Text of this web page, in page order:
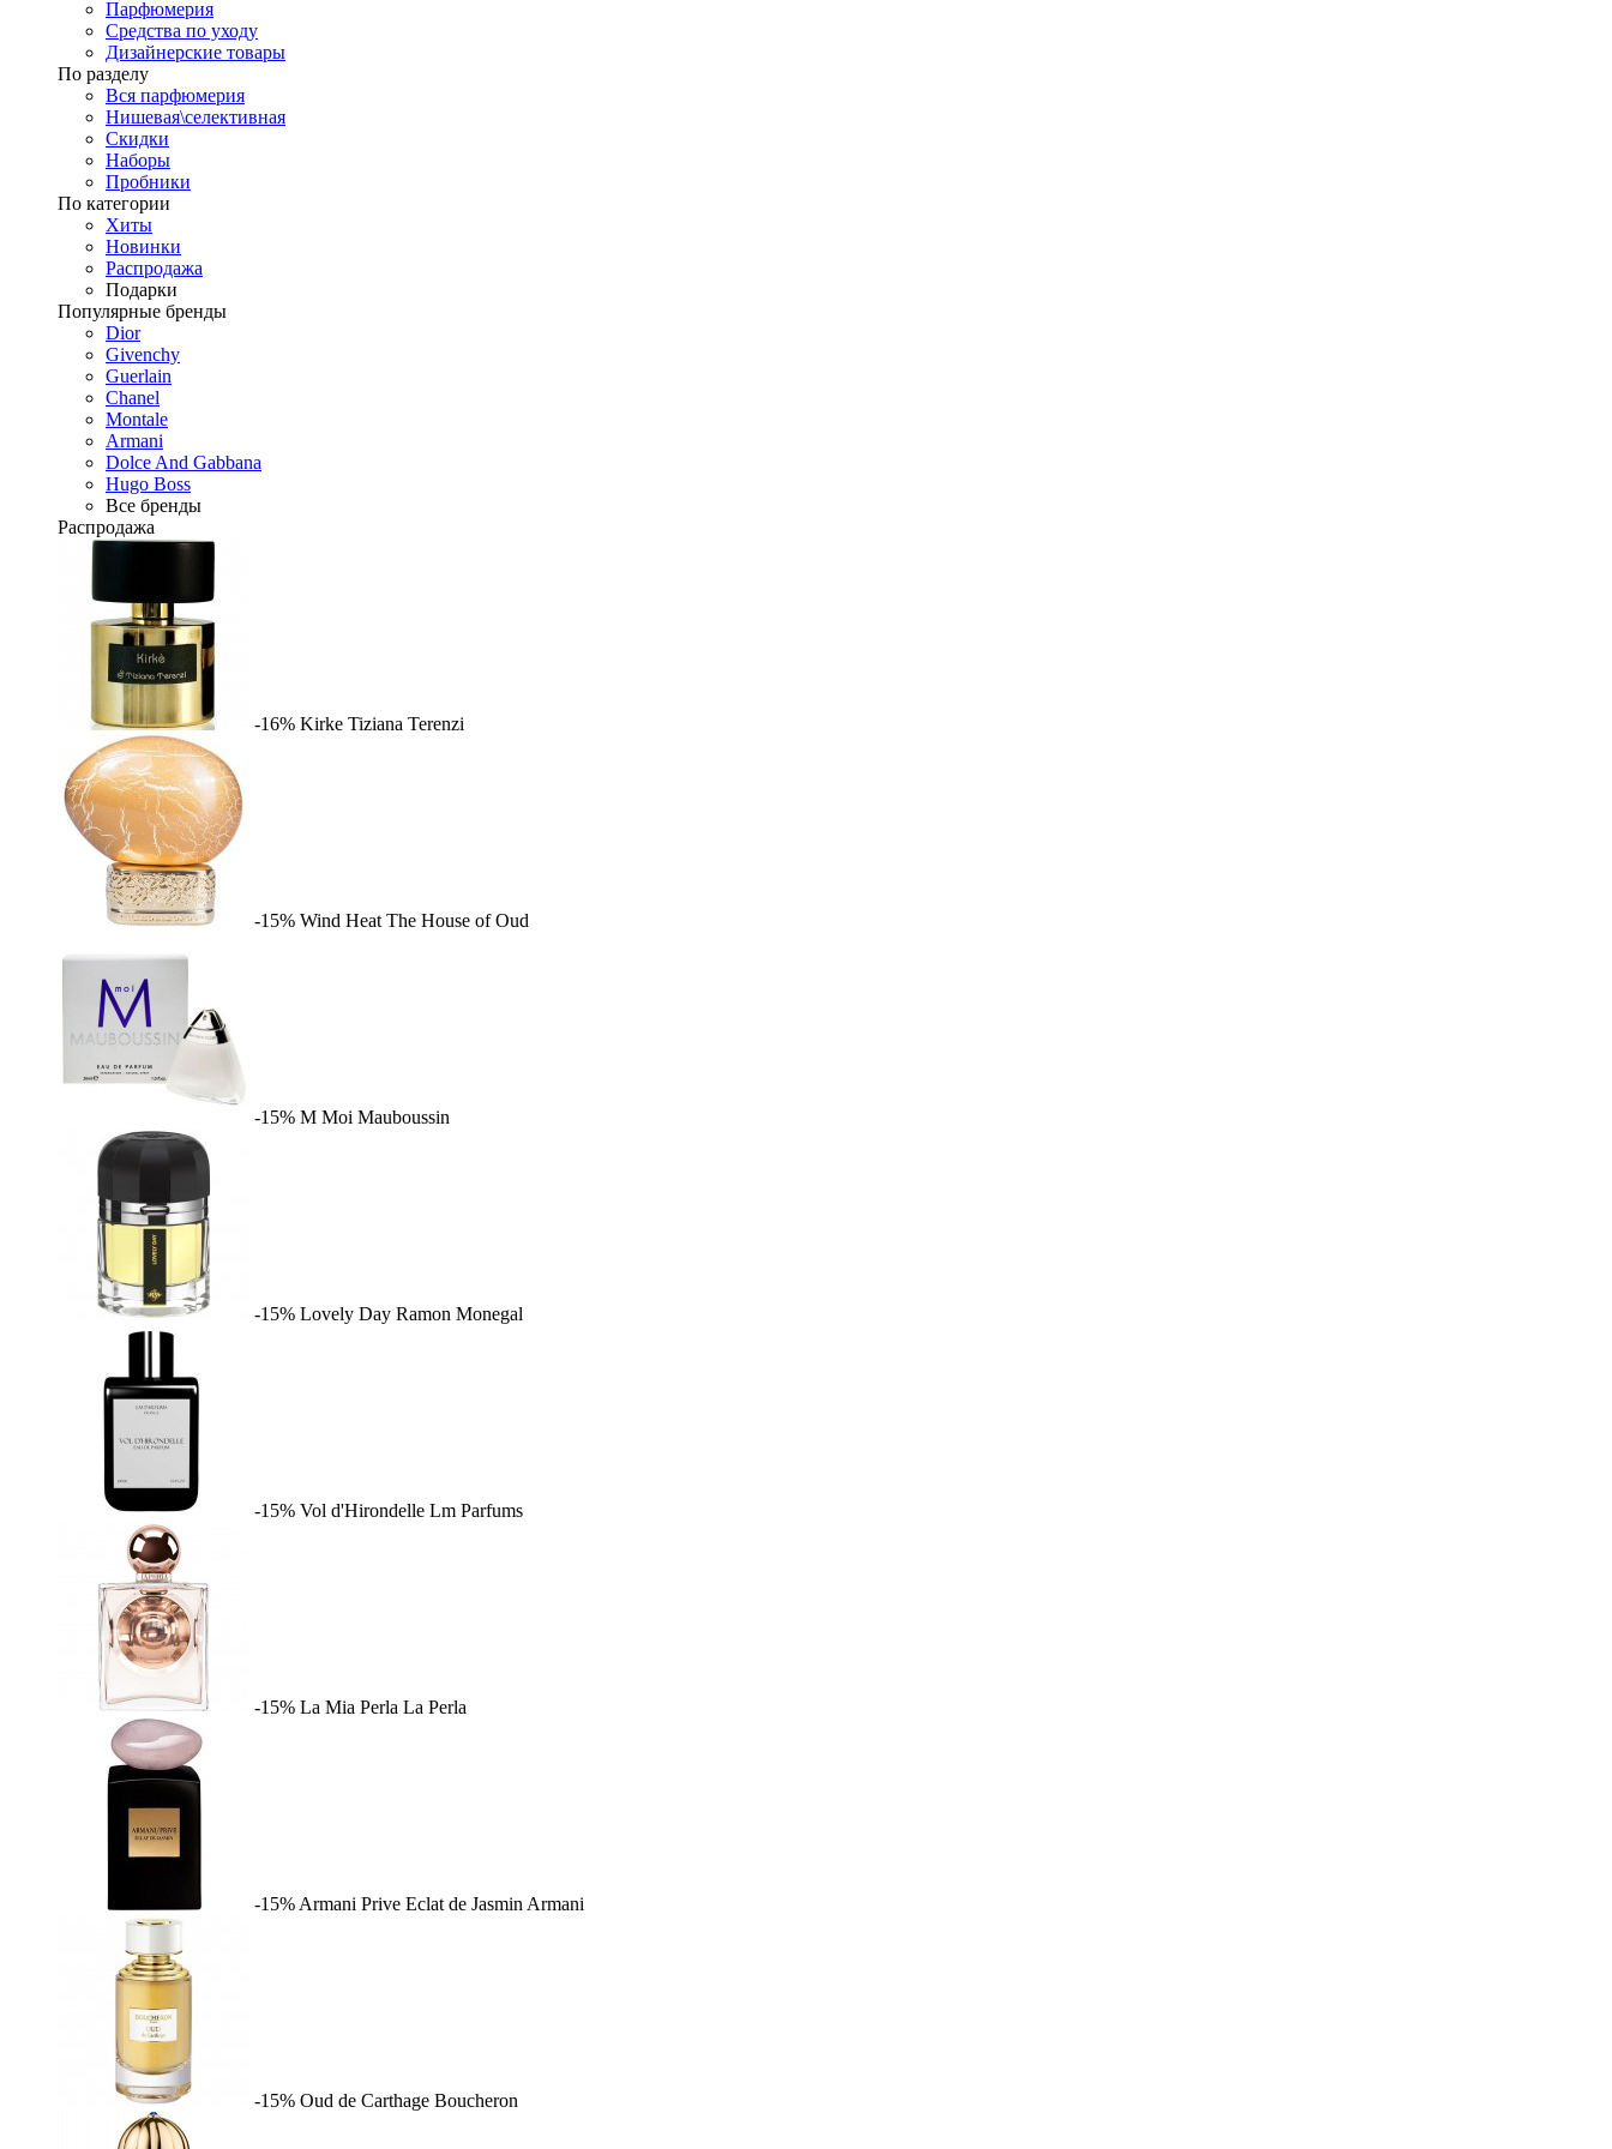
Парфюмерия
Средства по уходу
Дизайнерские товары
По разделу
Вся парфюмерия
Нишевая\селективная
Скидки
Наборы
Пробники
По категории
Хиты
Новинки
Распродажа
Подарки
Популярные бренды
Dior
Givenchy
Guerlain
Chanel
Montale
Armani
Dolce And Gabbana
Hugo Boss
Все бренды
Распродажа
-16% Kirke Tiziana Terenzi
-15% Wind Heat The House of Oud
-15% M Moi Mauboussin
-15% Lovely Day Ramon Monegal
-15% Vol d'Hirondelle Lm Parfums
-15% La Mia Perla La Perla
-15% Armani Prive Eclat de Jasmin Armani
-15% Oud de Carthage Boucheron